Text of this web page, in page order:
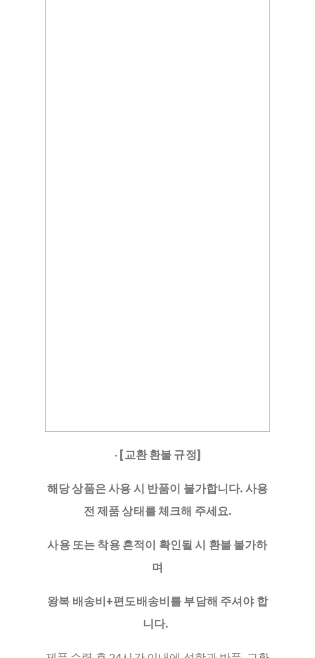
· [교환 환불 규정]
해당 상품은 사용 시 반품이 불가합니다. 사용
전 제품 상태를 체크해 주세요.
사용 또는 착용 흔적이 확인될 시 환불 불가하
며
왕복 배송비+편도배송비를 부담해 주셔야 합
니다.